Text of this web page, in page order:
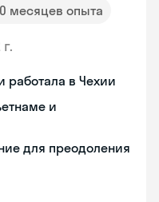
месяцев опыта
работала в Чехии
и
для преодоления